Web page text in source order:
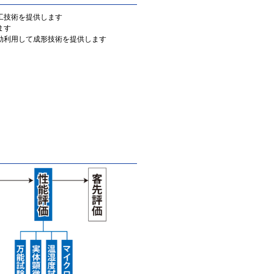
技術を提供します
す
利用して成形技術を提供します